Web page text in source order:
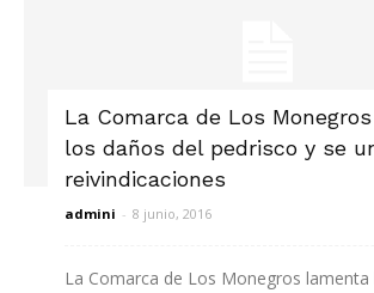
La Comarca de Los
los daños del pedrisco y se
reivindicaciones
admini - 8 junio, 2016
La Comarca de Los Monegros lamenta